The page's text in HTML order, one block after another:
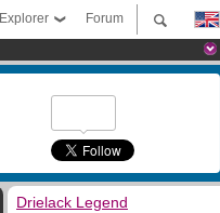
Forum
Explorer
Drielack Legend